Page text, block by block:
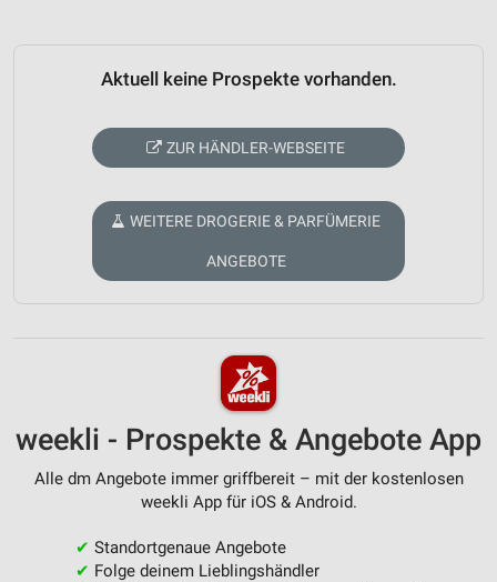
Aktuell keine Prospekte vorhanden.
ZUR HÄNDLER-WEBSEITE
WEITERE DROGERIE & PARFÜMERIE
ANGEBOTE
weekli - Prospekte & Angebote App
Alle dm Angebote immer griffbereit – mit der kostenlosen
weekli App für iOS & Android.
✔ Standortgenaue Angebote
✔ Folge deinem Lieblingshändler